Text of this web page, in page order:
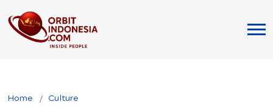
Home Culture